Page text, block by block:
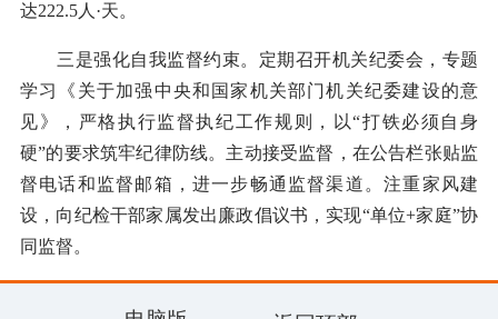
达222.5人·天。
三是强化自我监督约束。定期召开机关纪委会，专题
学习《关于加强中央和国家机关部门机关纪委建设的意
见》，严格执行监督执纪工作规则，以“打铁必须自身
硬”的要求筑牢纪律防线。主动接受监督，在公告栏张贴监
督电话和监督邮箱，进一步畅通监督渠道。注重家风建
设，向纪检干部家属发出廉政倡议书，实现“单位+家庭”协
同监督。